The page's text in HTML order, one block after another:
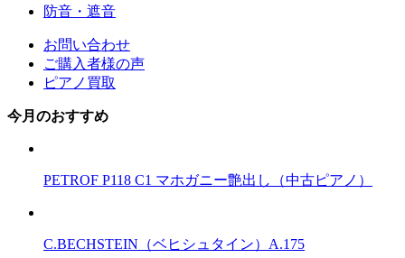
防音・遮音
お問い合わせ
ご購入者様の声
ピアノ買取
今月のおすすめ
PETROF P118 C1 マホガニー艶出し（中古ピアノ）
C.BECHSTEIN（ベヒシュタイン）A.175